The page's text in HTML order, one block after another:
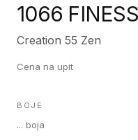
1066
Creation 55 Zen
Cena na upit
BOJE
... boja